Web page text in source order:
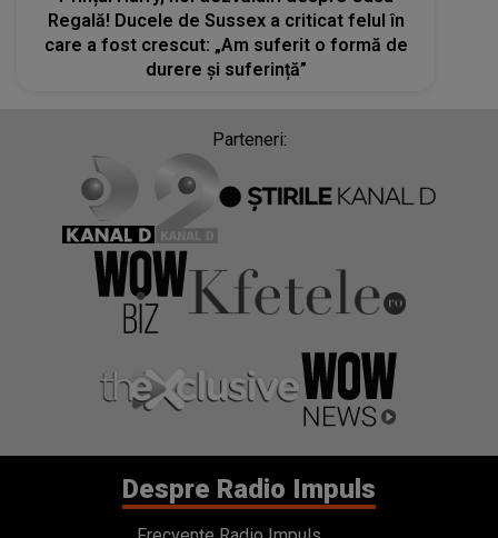
Regală! Ducele de Sussex a criticat felul în
care a fost crescut: „Am suferit o formă de
durere și suferință”
Parteneri:
Despre Radio Impuls